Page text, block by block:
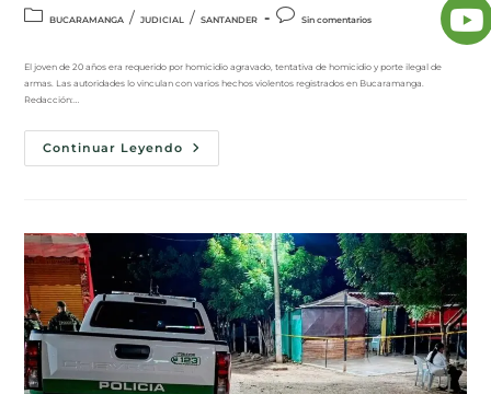
BUCARAMANGA / JUDICIAL / SANTANDER Sin comentarios
El joven de 20 años era requerido por homicidio agravado, tentativa de homicidio y porte ilegal de
armas. Las autoridades lo vinculan con varios hechos violentos registrados en Bucaramanga.
Redacción:…
Continuar Leyendo